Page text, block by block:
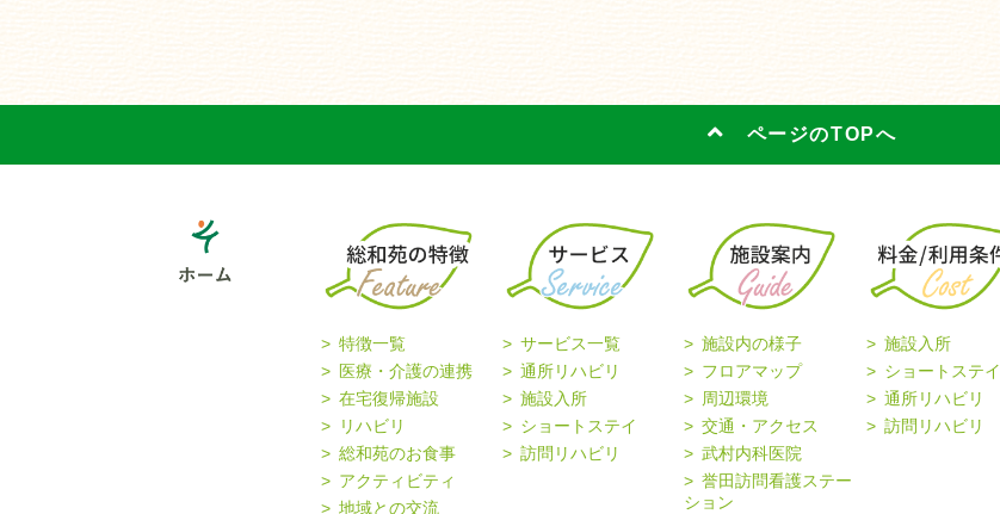
ページのTOPへ
特徴一覧
医療・介護の連携
在宅復帰施設
リハビリ
総和苑のお食事
アクティビティ
地域との交流
サービス一覧
通所リハビリ
施設入所
ショートステイ
訪問リハビリ
施設内の様子
フロアマップ
周辺環境
交通・アクセス
武村内科医院
誉田訪問看護ステー
ション
施設入所
ショートステイ
通所リハビリ
訪問リハビリ